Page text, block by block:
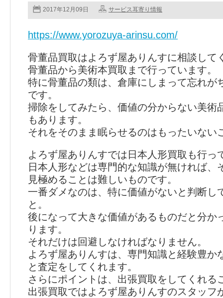
2017年12月09日 サービス耳寄り情報
https://www.yorozuya-arinsu.com/
骨董品買取はよろず屋ありんすに相談して
骨董品から美術本買取まで行っています。
特に骨董品の類は、倉庫にしまって忘れが
です。
掃除をしてみたら、価値の分からない美術
もあります。
それをそのまま眠らせるのはもったいない
よろず屋ありんすでは日本人形買取も行っ
日本人形などは専門的な知識が無ければ、
見極めることは難しいものです。
一番ダメなのは、特に価値がないと判断し
と。
後になって大きな価値があるものだと分か
ります。
それだけは回避しなければなりません。
よろず屋ありんすは、専門知識と経験豊か
と査定をしてくれます。
さらにポイントは、出張買取をしてくれる
出張買取ではよろず屋ありんすのスタッフ